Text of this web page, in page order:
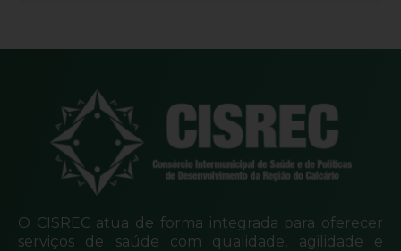
O CISREC atua de forma integrada para oferecer
serviços de saúde com qualidade, agilidade e